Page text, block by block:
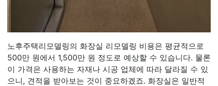
노후주택리모델링의 화장실 리모델링 비용은 평균적으로
500만 원에서 1,500만 원 정도로 예상할 수 있습니다. 물론
이 가격은 사용하는 자재나 시공 업체에 따라 달라질 수 있
으니, 견적을 받아보는 것이 중요하겠죠. 화장실은 일반적